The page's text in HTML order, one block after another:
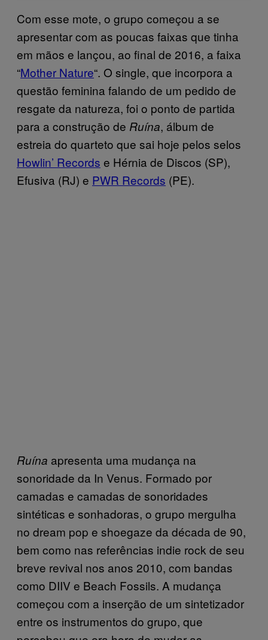
Com esse mote, o grupo começou a se
apresentar com as poucas faixas que tinha
em mãos e lançou, ao final de 2016, a faixa
“Mother Nature“. O single, que incorpora a
questão feminina falando de um pedido de
resgate da natureza, foi o ponto de partida
para a construção de Ruína, álbum de
estreia do quarteto que sai hoje pelos selos
Howlin’ Records e Hérnia de Discos (SP),
Efusiva (RJ) e PWR Records (PE).
Ruína apresenta uma mudança na
sonoridade da In Venus. Formado por
camadas e camadas de sonoridades
sintéticas e sonhadoras, o grupo mergulha
no dream pop e shoegaze da década de 90,
bem como nas referências indie rock de seu
breve revival nos anos 2010, com bandas
como DIIV e Beach Fossils. A mudança
começou com a inserção de um sintetizador
entre os instrumentos do grupo, que